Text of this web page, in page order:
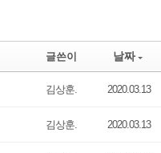
글쓴이 날짜
김상훈. 2020.03.13
김상훈. 2020.03.13